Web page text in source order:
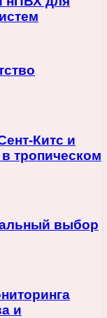
Китс и
тропическом
выбор
и